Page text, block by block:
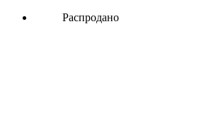
Распродано